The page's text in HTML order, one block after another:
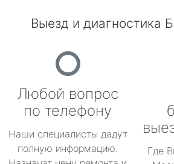
Выезд и диагностика
Любой вопрос
по телефону
Наши специалисты дадут
полную информацию.
Где